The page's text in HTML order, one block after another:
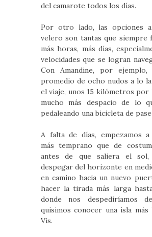
del camarote todos los días.
Por otro lado, las opciones
velero son tantas que siempre
más horas, más días,
velocidades que se logran
Con Amandine, por
promedio de ocho nudos a lo
el viaje, unos 15 kilómetros por
mucho más despacio de lo
pedaleando una bicicleta de
A falta de días, empezamos a
más temprano que de
antes de que saliera el
despegar del horizonte en
en camino hacia un nuevo
hacer la tirada más larga
donde nos despediríamos
quisimos conocer una isla más
Vis.